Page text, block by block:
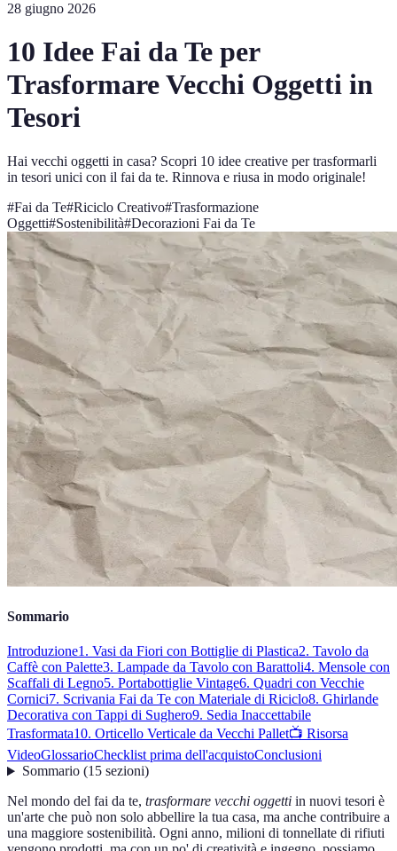
28 giugno 2026
10 Idee Fai da Te per
Trasformare Vecchi Oggetti in
Tesori
Hai vecchi oggetti in casa? Scopri 10 idee creative per trasformarli
in tesori unici con il fai da te. Rinnova e riusa in modo originale!
#Fai da Te#Riciclo Creativo#Trasformazione
Oggetti#Sostenibilità#Decorazioni Fai da Te
Sommario
Introduzione1. Vasi da Fiori con Bottiglie di Plastica2. Tavolo da
Caffè con Palette3. Lampade da Tavolo con Barattoli4. Mensole con
Scaffali di Legno5. Portabottiglie Vintage6. Quadri con Vecchie
Cornici7. Scrivania Fai da Te con Materiale di Riciclo8. Ghirlande
Decorativa con Tappi di Sughero9. Sedia Inaccettabile
Trasformata10. Orticello Verticale da Vecchi Pallet📺 Risorsa
VideoGlossarioChecklist prima dell'acquistoConclusioni
Sommario(15 sezioni)
Nel mondo del fai da te, trasformare vecchi oggetti in nuovi tesori è
un'arte che può non solo abbellire la tua casa, ma anche contribuire a
una maggiore sostenibilità. Ogni anno, milioni di tonnellate di rifiuti